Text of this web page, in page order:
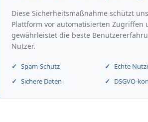
Diese Sicherheitsmaßnahme schützt
Plattform vor automatisierten Zugriffen
gewährleistet die beste
Nutzer.
Spam-Schutz
Echte
Sichere Daten
DSGVO-